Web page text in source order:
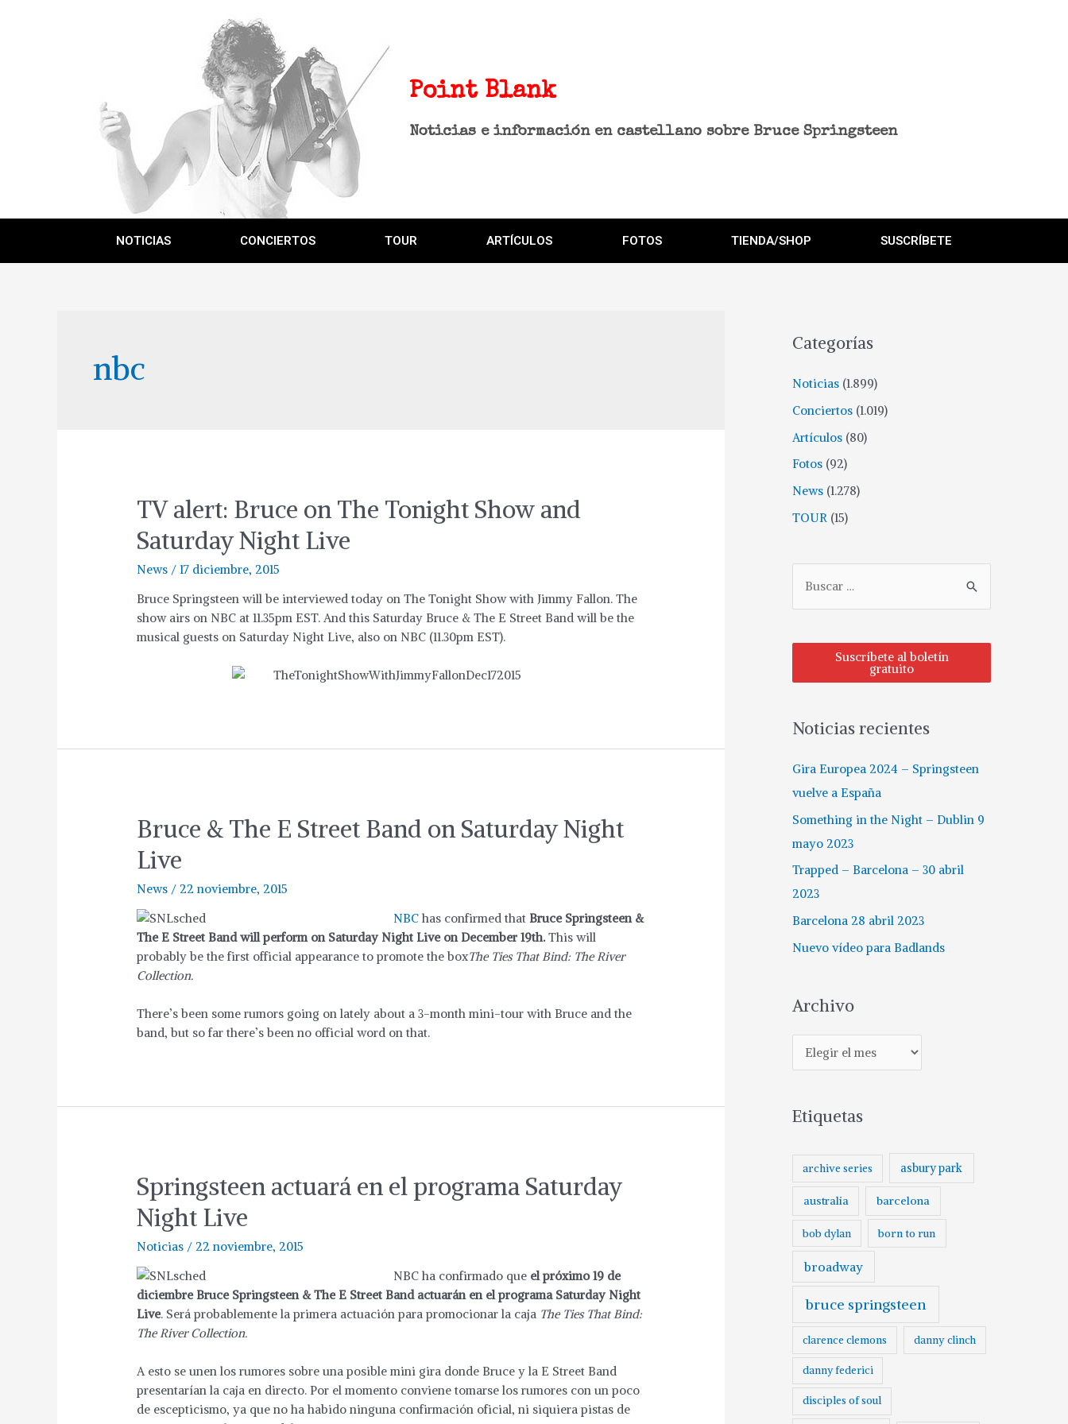
Point Blank
Noticias e información en castellano sobre Bruce Springsteen
NOTICIAS CONCIERTOS TOUR ARTÍCULOS FOTOS TIENDA/SHOP SUSCRÍBETE
nbc
TV alert: Bruce on The Tonight Show and
Saturday Night Live
News /17 diciembre, 2015
Bruce Springsteen will be interviewed today on The Tonight Show with Jimmy Fallon. The
show airs on NBC at 11.35pm EST. And this Saturday Bruce & The E Street Band will be the
musical guests on Saturday Night Live, also on NBC (11.30pm EST).
Bruce & The E Street Band on Saturday Night
Live
News / 22 noviembre, 2015
NBChas confirmed that Bruce Springsteen &
The E Street Band will perform on Saturday Night Live on December 19th.This will
probably be the first official appearance to promote the boxThe Ties That Bind: The River
Collection.
There’s been some rumors going on lately about a 3-month mini-tour with Bruce and the
band, but so far there’s been no official word on that.
Springsteen actuará en el programa Saturday
Night Live
Noticias / 22 noviembre, 2015
NBC ha confirmado que el próximo 19 de
diciembre Bruce Springsteen & The E Street Band actuarán en el programa Saturday Night
Live. Será probablemente la primera actuación para promocionar la caja The Ties That Bind:
The River Collection.
A esto se unen los rumores sobre una posible mini gira donde Bruce y la E Street Band
presentarían la caja en directo. Por el momento conviene tomarse los rumores con un poco
de escepticismo, ya que no ha habido ninguna confirmación oficial, ni siquiera pistas de
Categorías
Noticias (1.899)
Conciertos (1.019)
Artículos (80)
Fotos (92)
News (1.278)
TOUR (15)
Suscríbete al boletín
gratuito
Noticias recientes
Gira Europea 2024 – Springsteen
vuelve a España
Something in the Night – Dublin 9
mayo 2023
Trapped – Barcelona – 30 abril
2023
Barcelona 28 abril 2023
Nuevo vídeo para Badlands
Archivo
Etiquetas
archive series asbury park
australia barcelona
bob dylan born to run
broadway
bruce springsteen
clarence clemons danny clinch
danny federici
disciples of soul